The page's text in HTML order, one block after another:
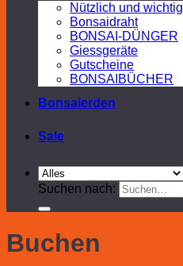
Nützlich und wichtig
Bonsaidraht
BONSAI-DÜNGER
Giessgeräte
Gutscheine
BONSAIBÜCHER
Bonsaierden
Sale
Suchen nach:
Buchen